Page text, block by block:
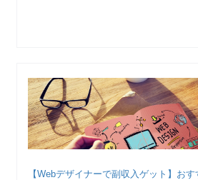
【Webデザイナーで副収入ゲット】お